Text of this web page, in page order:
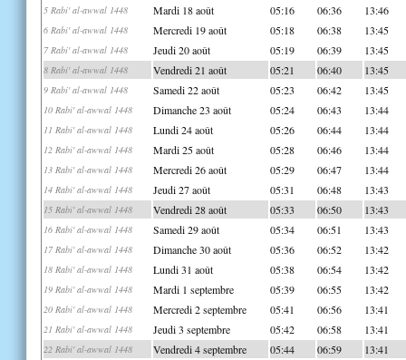
5 Rabi' al-awwal 1448 Mardi 18 août 05:16 06:36 13:46
6 Rabi' al-awwal 1448 Mercredi 19 août 05:18 06:38 13:45
7 Rabi' al-awwal 1448 Jeudi 20 août 05:19 06:39 13:45
8 Rabi' al-awwal 1448 Vendredi 21 août 05:21 06:40 13:45
9 Rabi' al-awwal 1448 Samedi 22 août 05:23 06:42 13:45
10 Rabi' al-awwal 1448 Dimanche 23 août 05:24 06:43 13:44
11 Rabi' al-awwal 1448 Lundi 24 août 05:26 06:44 13:44
12 Rabi' al-awwal 1448 Mardi 25 août 05:28 06:46 13:44
13 Rabi' al-awwal 1448 Mercredi 26 août 05:29 06:47 13:44
14 Rabi' al-awwal 1448 Jeudi 27 août 05:31 06:48 13:43
15 Rabi' al-awwal 1448 Vendredi 28 août 05:33 06:50 13:43
16 Rabi' al-awwal 1448 Samedi 29 août 05:34 06:51 13:43
17 Rabi' al-awwal 1448 Dimanche 30 août 05:36 06:52 13:42
18 Rabi' al-awwal 1448 Lundi 31 août 05:38 06:54 13:42
19 Rabi' al-awwal 1448 Mardi 1 septembre 05:39 06:55 13:42
20 Rabi' al-awwal 1448 Mercredi 2 septembre 05:41 06:56 13:41
21 Rabi' al-awwal 1448 Jeudi 3 septembre 05:42 06:58 13:41
22 Rabi' al-awwal 1448 Vendredi 4 septembre 05:44 06:59 13:41